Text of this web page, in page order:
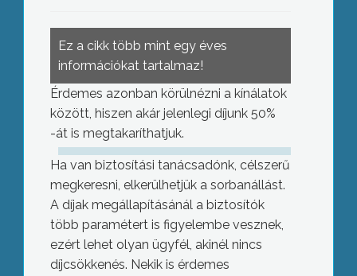
Ez a cikk több mint egy éves
információkat tartalmaz!
Érdemes azonban körülnézni a kínálatok
között, hiszen akár jelenlegi díjunk 50%
-át is megtakaríthatjuk.
Ha van biztosítási tanácsadónk, célszerű
megkeresni, elkerülhetjük a sorbanállást.
A díjak megállapításánál a biztosítók
több paramétert is figyelembe vesznek,
ezért lehet olyan ügyfél, akinél nincs
díjcsökkenés. Nekik is érdemes